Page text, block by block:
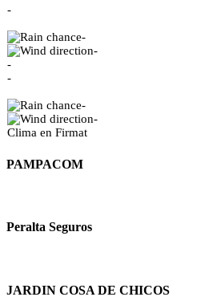
-
-
-
-
-
-
-
Clima en Firmat
PAMPACOM
Peralta Seguros
JARDIN COSA DE CHICOS